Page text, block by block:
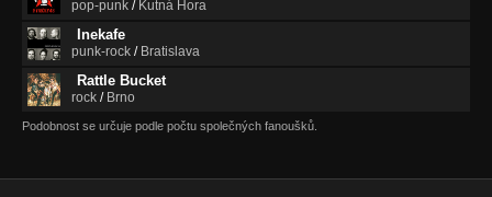
Nezařazeno
Ty a já! (Maluj! 2009)
Nezařazeno
pop-punk / Kutná Hora
Inekafe
punk-rock / Bratislava
Rattle Bucket
rock / Brno
Podobnost se určuje podle počtu společných fanoušků.